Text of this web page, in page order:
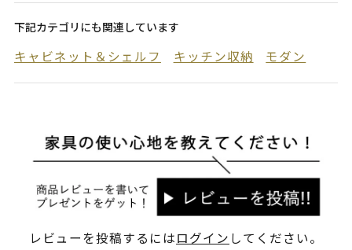
下記カテゴリにも関連しています
キャビネット＆シェルフ キッチン収納 モダン
レビューを投稿するにはログイン してください。